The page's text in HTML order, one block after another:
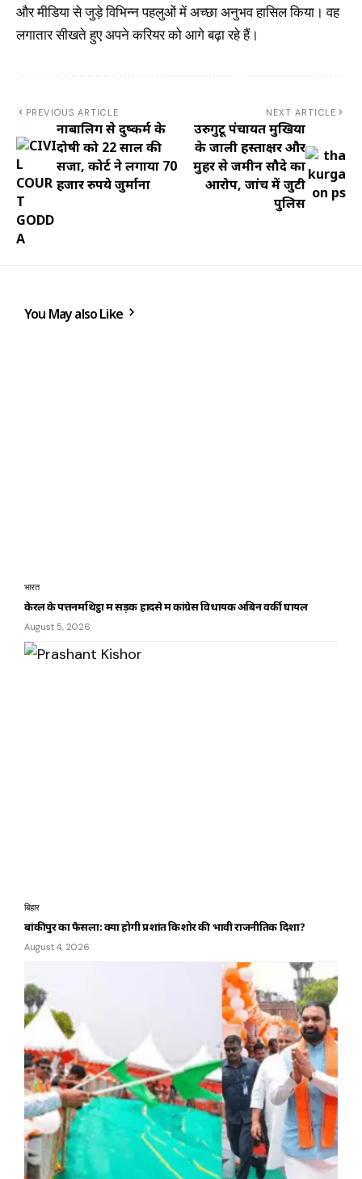
और मीडिया से जुड़े विभिन्न पहलुओं में अच्छा अनुभव हासिल किया। वह
लगातार सीखते हुए अपने करियर को आगे बढ़ा रहे हैं।
PREVIOUS ARTICLE
नाबालिग से दुष्कर्म के
दोषी को 22 साल की
सजा, कोर्ट ने लगाया 70
हजार रुपये जुर्माना
NEXT ARTICLE
उरुगुटू पंचायत मुखिया
के जाली हस्ताक्षर और
मुहर से जमीन सौदे का
आरोप, जांच में जुटी
पुलिस
You May also Like
भारत
केरल के पत्तनमथिट्ठा में सड़क हादसे में कांग्रेस विधायक अबिन वर्की घायल
August 5, 2026
बिहार
बांकीपुर का फैसला: क्या होगी प्रशांत किशोर की भावी राजनीतिक दिशा?
August 4, 2026